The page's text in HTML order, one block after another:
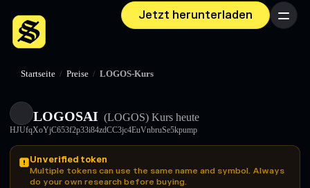
Jetzt herunterladen Menü
Startseite / Preise / LOGOS-Kurs
LOGOSAI (LOGOS) Kurs heute
HJUfqXoYjC653f2p33i84zdCC3jc4EuVnbruSe5kpump
Unverified token
Multiple tokens can use the same name and symbol. Always
do your own research before buying.